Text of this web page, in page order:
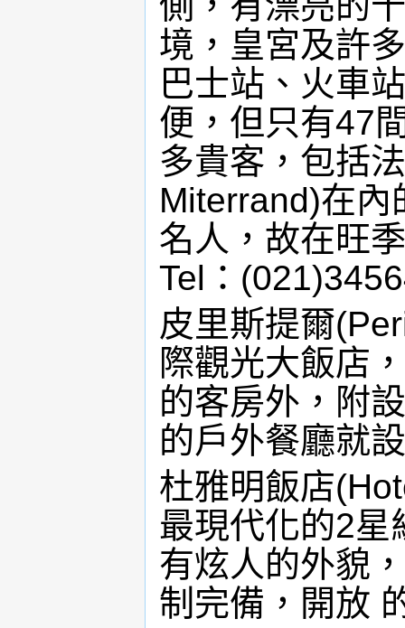
境，皇宮及許
巴士站、火車
便，但只有47
多貴客，包括
Miterrand)在
名人，故在旺
Tel：
皮里斯提爾
際觀光大飯店
的客房外，附
的戶外餐廳就
杜雅明飯店
最現代化的2星
有炫人的外貌
制完備，開放